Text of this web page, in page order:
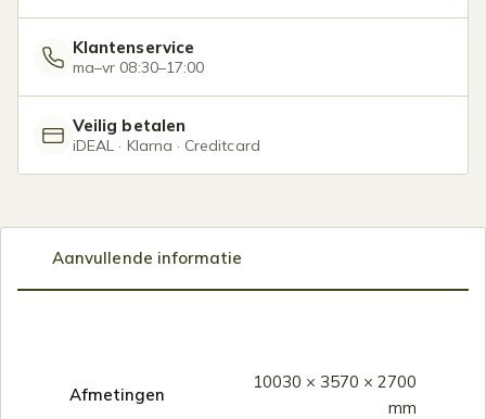
Klantenservice
ma–vr 08:30–17:00
Veilig betalen
iDEAL · Klarna · Creditcard
Aanvullende informatie
Afmetingen
10030 × 3570 × 2700
mm